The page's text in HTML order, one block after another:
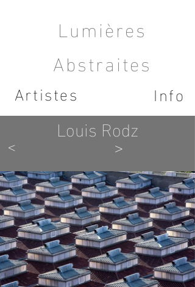
Lumières
Abstraites
Artistes Info
Louis Rodz
< >